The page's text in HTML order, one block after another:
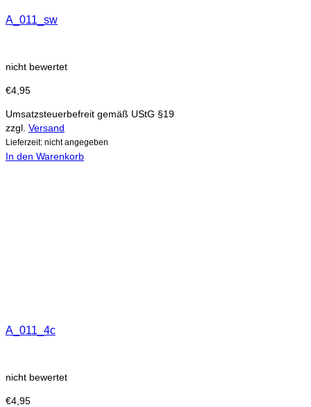
A_011_sw
nicht bewertet
€4,95
Umsatzsteuerbefreit gemäß UStG §19
zzgl. Versand
Lieferzeit: nicht angegeben
In den Warenkorb
A_011_4c
nicht bewertet
€4,95